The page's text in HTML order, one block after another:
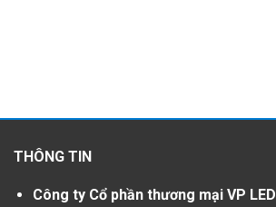
THÔNG TIN
Công ty Cổ phần thương mại VP LED